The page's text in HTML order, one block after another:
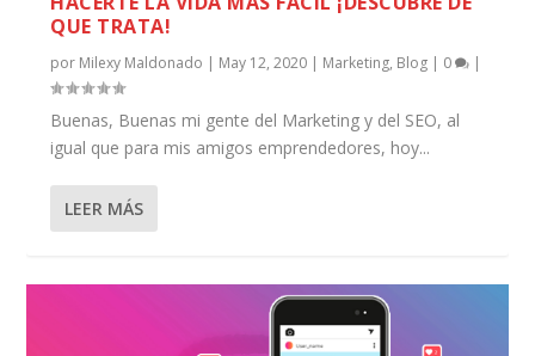
QUE TRATA!
por Milexy Maldonado | May 12, 2020 | Marketing, Blog | 0 |
Buenas, Buenas mi gente del Marketing y del SEO, al
igual que para mis amigos emprendedores, hoy...
LEER MÁS